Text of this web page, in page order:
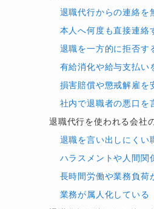
退職代行からの連絡を
本人へ何度も直接連絡
退職を一方的に拒否す
有給消化や給与支払い
損害賠償や懲戒解雇を
社内で退職者の悪口を
退職代行を使われる会社
退職を言い出しにくい
ハラスメントや人間関
長時間労働や業務負荷
業務が属人化している